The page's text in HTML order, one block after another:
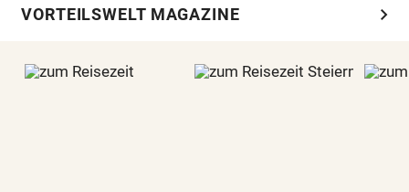
VORTEILSWELT MAGAZINE chevron_right